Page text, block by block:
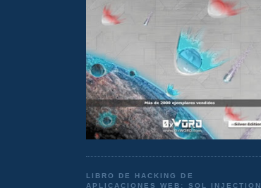
LIBRO DE HACKING DE
APLICACIONES WEB: SQL INJECTION